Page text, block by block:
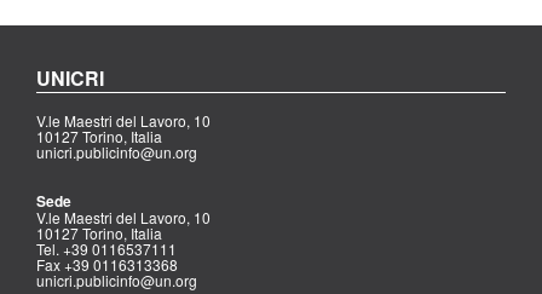
UNICRI
V.le Maestri del Lavoro, 10
10127 Torino, Italia
unicri.publicinfo@un.org
Sede
V.le Maestri del Lavoro, 10
10127 Torino, Italia
Tel. +39 0116537111
Fax +39 0116313368
unicri.publicinfo@un.org